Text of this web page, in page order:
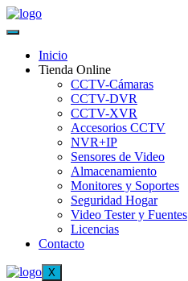
Inicio
Tienda Online
CCTV-Cámaras
CCTV-DVR
CCTV-XVR
Accesorios CCTV
NVR+IP
Sensores de Video
Almacenamiento
Monitores y Soportes
Seguridad Hogar
Video Tester y Fuentes
Licencias
Contacto
X